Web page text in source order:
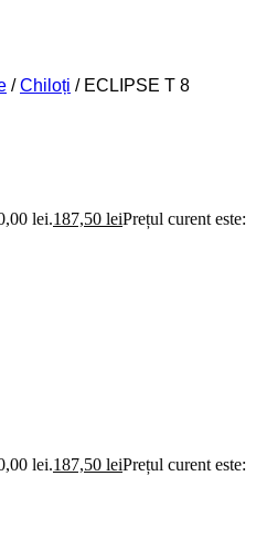
/Chiloți / ECLIPSE T 8
lei.187,50 leiPrețul curent este:
lei.187,50 leiPrețul curent este: